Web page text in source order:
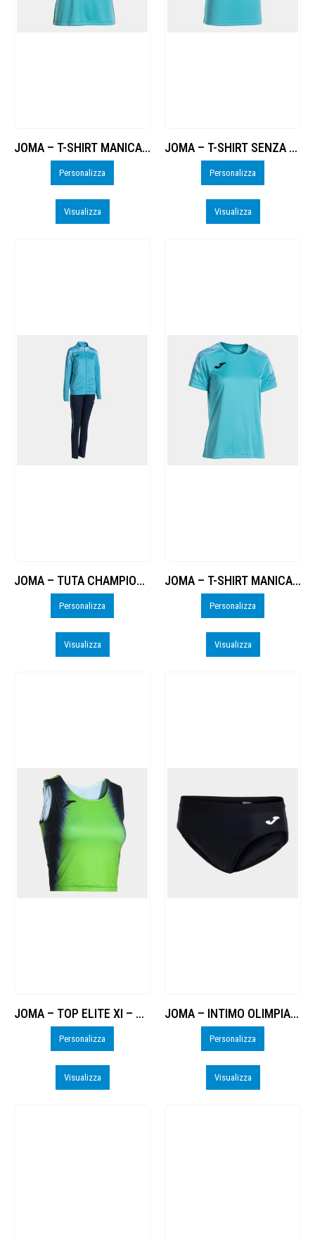
JOMA – T-SHIRT MANICA CORTA COMBI PREMIUM – PERSO
Personalizza
Visualizza
JOMA – T-SHIRT SENZA MANICHE CHAMPIONSHIP VIII – PERSO
Personalizza
Visualizza
JOMA – TUTA CHAMPIONSHIP VIII – PERSO
Personalizza
Visualizza
JOMA – T-SHIRT MANICA CORTA CHAMPIONSHIP VIII – PERSO
Personalizza
Visualizza
JOMA – TOP ELITE XI – PERSO
Personalizza
Visualizza
JOMA – INTIMO OLIMPIA II – PERSO
Personalizza
Visualizza